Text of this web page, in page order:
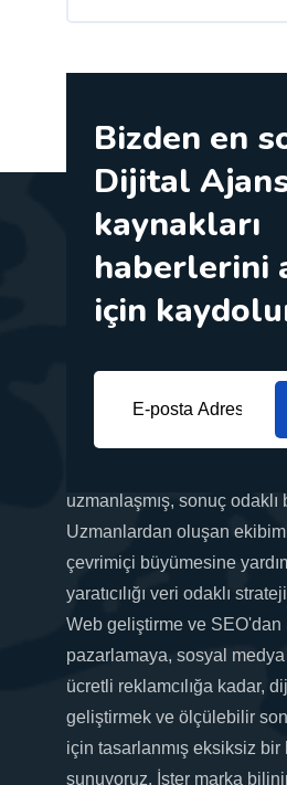
Bizden en
Dijital
kaynakları
haberlerini
için
İş ihtiyaçlarınıza göre
uzmanlaşmış, sonuç odaklı
Uzmanlardan oluşan
çevrimiçi büyümesine
yaratıcılığı veri odaklı
Web geliştirme ve SEO'dan
pazarlamaya, sosyal
ücretli reklamcılığa kadar,
geliştirmek ve ölçülebilir
için tasarlanmış eksiksiz bir
sunuyoruz. İster marka